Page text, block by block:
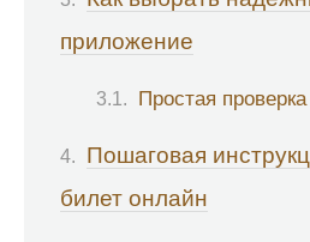
приложение
Простая
Пошаговая
билет онлайн